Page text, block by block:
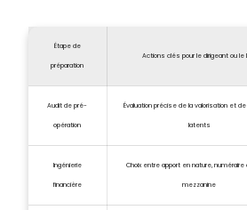
Étape de
préparation
Actions clés pour le dirigeant ou le
Audit de pré-
opération
Évaluation précise de la valorisation et
latents
Ingénierie
financière
Choix entre apport en nature,
mezzanine